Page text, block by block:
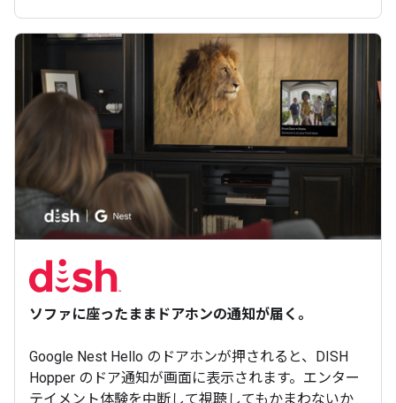
ソファに座ったままドアホンの通知が届く。
Google Nest Hello のドアホンが押されると、DISH
Hopper のドア通知が画面に表示されます。エンター
テイメント体験を中断して視聴してもかまわないか